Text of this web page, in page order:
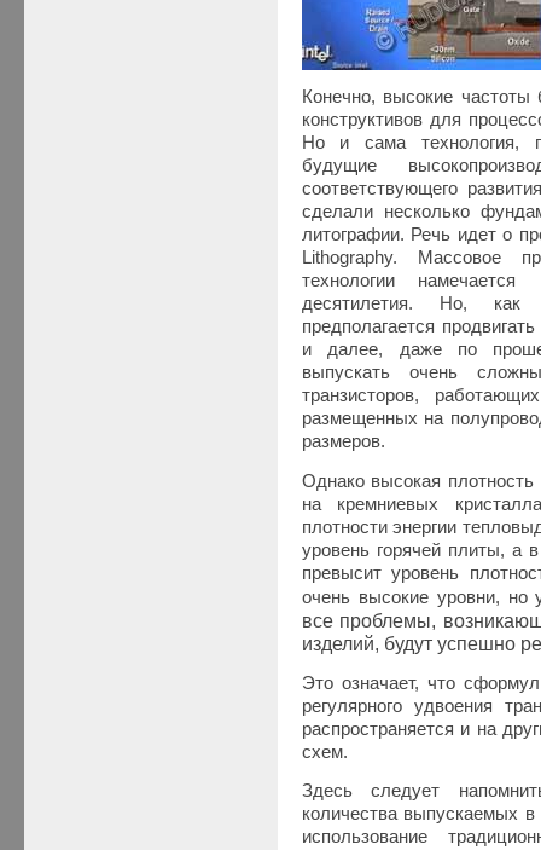
Конечно, высокие
конструктивов для
Но и сама технология,
будущие
соответствующего
сделали несколько
литографии. Речь идет о
Lithography. Массовое
технологии
десятилетия. Но, как
предполагается
и далее, даже по
выпускать очень
транзисторов,
размещенных на
размеров.
Однако высокая
на кремниевых
плотности энергии
уровень горячей плиты, а
превысит уровень
очень высокие уровни, но
все проблемы,
изделий, будут успешно
Это означает, что
регулярного удвоения
распространяется и на
схем.
Здесь следует
количества выпускаемых
использование